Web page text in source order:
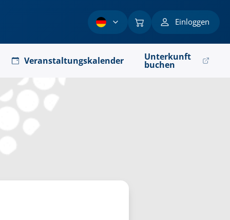
Einloggen
Veranstaltungskalender Unterkunft
buchen